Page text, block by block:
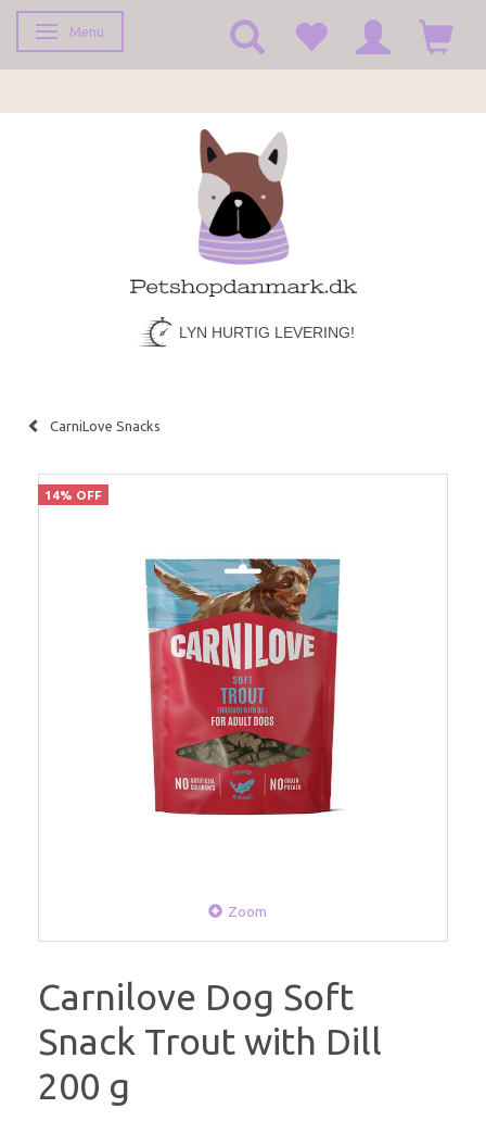
Toggle navigation
Menu
LYN HURTIG LEVERING!
CarniLove Snacks
14% OFF
Zoom
Carnilove Dog Soft
Snack Trout with Dill
200 g